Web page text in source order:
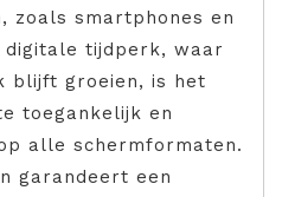
zoals smartphones en
tijdperk, waar
blijft groeien, is het
toegankelijk en
alle schermformaten.
garandeert een